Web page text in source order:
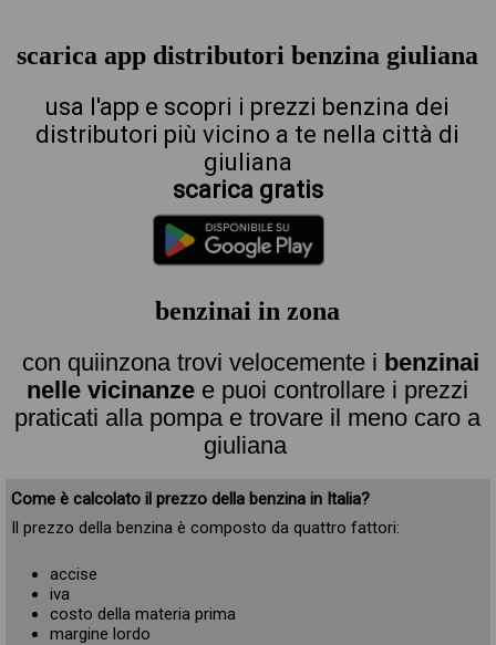
scarica app distributori benzina giuliana
usa l'app e scopri i prezzi benzina dei
distributori più vicino a te nella città di
giuliana
scarica gratis
benzinai in zona
con quiinzona trovi velocemente i benzinai
nelle vicinanze e puoi controllare i prezzi
praticati alla pompa e trovare il meno caro a
giuliana
Come è calcolato il prezzo della benzina in Italia?
Il prezzo della benzina è composto da quattro fattori:
accise
iva
costo della materia prima
margine lordo